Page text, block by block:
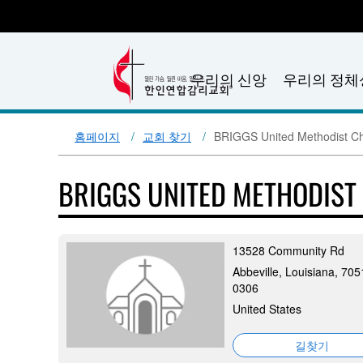
우리의 신앙 우리의 정체
홈페이지 교회 찾기 BRIGGS United Methodist
BRIGGS UNITED
13528 Community Rd
Abbeville, Louisiana,
0306
United States
길찾기